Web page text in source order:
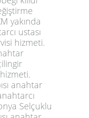
yakında
ustası
hizmeti.
anahtar
Selçuklu